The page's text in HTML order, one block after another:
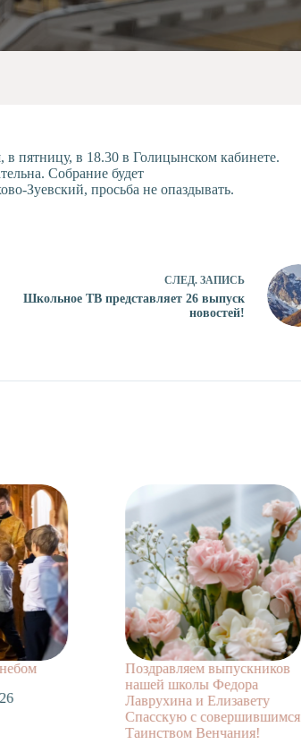
в пятницу, в 18.30 в Голицынском кабинете.
Собрание будет
Зуевский, просьба не опаздывать.
СЛЕД. ЗАПИСЬ
Школьное ТВ представляет 26 выпуск
новостей!
Поздравляем выпускников
нашей школы Федора
Лаврухина и Елизавету
Спасскую с совершившимся
Таинством Венчания!